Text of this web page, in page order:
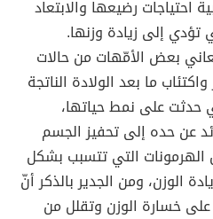
احتياجات رضيعها والابتعاد
إلى زيادة وزنها.
بعض الأمّهات من حالات
ما بعد الولادة الناتجة
حدثت على نمط حياتها،
عن حده إلى تحفيز الجسم
التي تتسبب بشكل
الوزن، ومن الجدير بالذكر أنّ
على خسارة الوزن وتقلل من